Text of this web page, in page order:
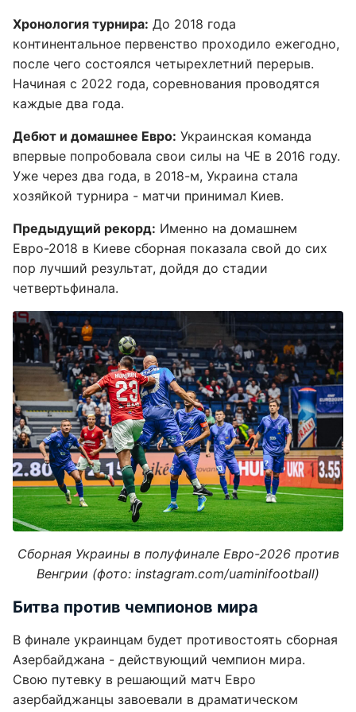
Хронология турнира: До 2018 года
континентальное первенство проходило ежегодно,
после чего состоялся четырехлетний перерыв.
Начиная с 2022 года, соревнования проводятся
каждые два года.
Дебют и домашнее Евро: Украинская команда
впервые попробовала свои силы на ЧЕ в 2016 году.
Уже через два года, в 2018-м, Украина стала
хозяйкой турнира - матчи принимал Киев.
Предыдущий рекорд: Именно на домашнем
Евро-2018 в Киеве сборная показала свой до сих
пор лучший результат, дойдя до стадии
четвертьфинала.
Сборная Украины в полуфинале Евро-2026 против
Венгрии (фото: instagram.com/uaminifootball)
Битва против чемпионов мира
В финале украинцам будет противостоять сборная
Азербайджана - действующий чемпион мира.
Свою путевку в решающий матч Евро
азербайджанцы завоевали в драматическом